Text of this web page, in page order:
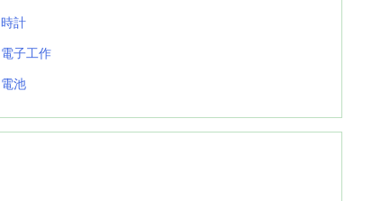
時計
電子工作
電池